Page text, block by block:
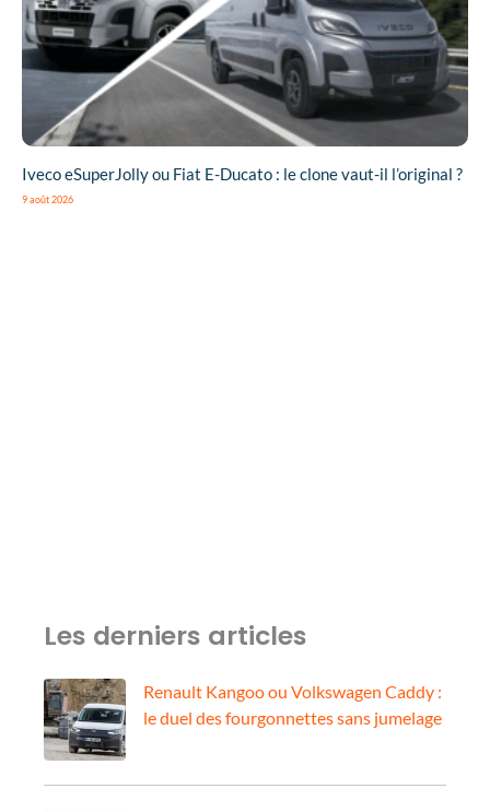
Iveco eSuperJolly ou Fiat E-Ducato : le clone vaut-il l’original ?
9 août 2026
Les derniers articles
Renault Kangoo ou Volkswagen Caddy :
le duel des fourgonnettes sans jumelage